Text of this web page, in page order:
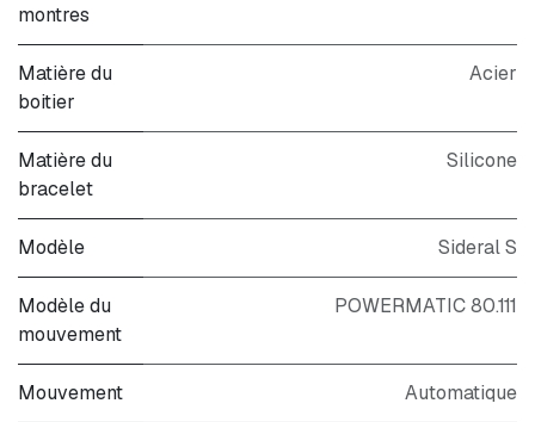
montres
Matière du
boitier
Acier
Matière du
bracelet
Silicone
Modèle Sideral S
Modèle du
mouvement
POWERMATIC 80.111
Mouvement Automatique